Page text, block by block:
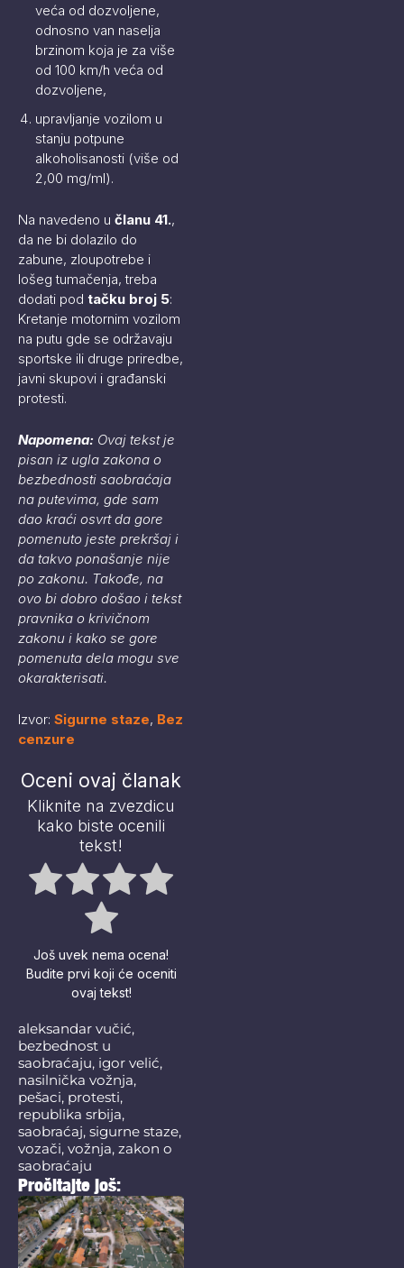
veća od dozvoljene,
odnosno van naselja
brzinom koja je za više
od 100 km/h veća od
dozvoljene,
upravljanje vozilom u
stanju potpune
alkoholisanosti (više od
2,00 mg/ml).
Na navedeno u članu 41.,
da ne bi dolazilo do
zabune, zloupotrebe i
lošeg tumačenja, treba
dodati pod tačku broj 5:
Kretanje motornim vozilom
na putu gde se održavaju
sportske ili druge priredbe,
javni skupovi i građanski
protesti.
Napomena: Ovaj tekst je
pisan iz ugla zakona o
bezbednosti saobraćaja
na putevima, gde sam
dao kraći osvrt da gore
pomenuto jeste prekršaj i
da takvo ponašanje nije
po zakonu. Takođe, na
ovo bi dobro došao i tekst
pravnika o krivičnom
zakonu i kako se gore
pomenuta dela mogu sve
okarakterisati.
Izvor: Sigurne staze, Bez
cenzure
Oceni ovaj članak
Kliknite na zvezdicu
kako biste ocenili
tekst!
Još uvek nema ocena!
Budite prvi koji će oceniti
ovaj tekst!
aleksandar vučić,
bezbednost u
saobraćaju, igor velić,
nasilnička vožnja,
pešaci, protesti,
republika srbija,
saobraćaj, sigurne staze,
vozači, vožnja, zakon o
saobraćaju
Pročitajte još: